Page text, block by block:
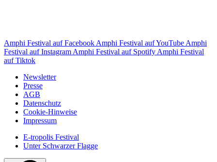
Amphi Festival auf Facebook Amphi Festival auf YouTube Amphi
Festival auf Instagram Amphi Festival auf Spotify Amphi Festival
auf Tiktok
Newsletter
Presse
AGB
Datenschutz
Cookie-Hinweise
Impressum
E-tropolis Festival
Unter Schwarzer Flagge